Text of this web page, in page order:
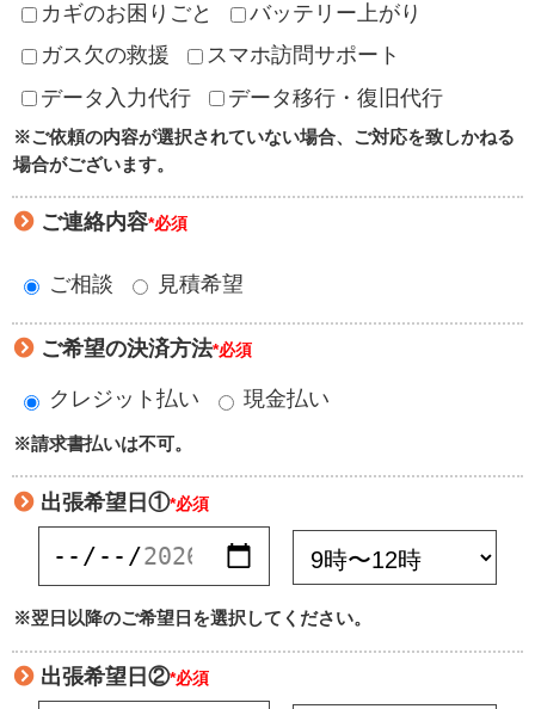
カギのお困りごと
バッテリー上がり
ガス欠の救援
スマホ訪問サポート
データ入力代行
データ移行・復旧代行
※ご依頼の内容が選択されていない場合、ご対応を致しかねる
場合がございます。
ご連絡内容*必須
ご相談 見積希望
ご希望の決済方法*必須
クレジット払い 現金払い
※請求書払いは不可。
出張希望日①*必須
※翌日以降のご希望日を選択してください。
出張希望日②*必須